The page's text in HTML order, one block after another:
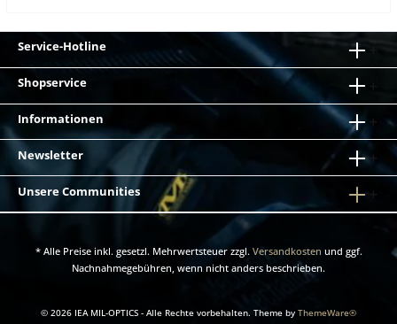
Service-Hotline
Shopservice
Informationen
Newsletter
Unsere Communities
* Alle Preise inkl. gesetzl. Mehrwertsteuer zzgl. Versandkosten und ggf.
Nachnahmegebühren, wenn nicht anders beschrieben.
© 2026 IEA MIL-OPTICS - Alle Rechte vorbehalten. Theme by ThemeWare®